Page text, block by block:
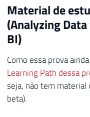
Material de
(Analyzing
BI)
Como essa prova
Learning Path dessa
seja, não tem
beta).